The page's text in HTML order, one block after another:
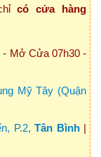
có cửa hàng
- Mở Cửa 07h30 -
Mỹ Tây (Quận
P.2, Tân Bình|